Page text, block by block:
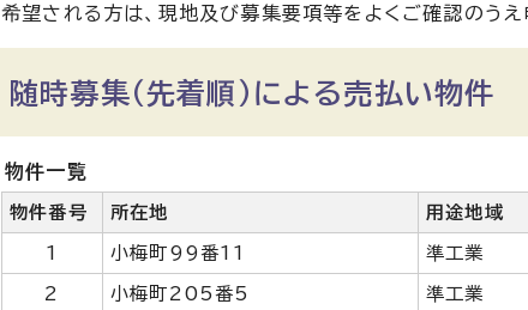
希望される方は、現地及び募集要項等をよくご確認のうえ
随時募集（先着順）による売払い物件
物件一覧
物件番号 所在地 用途地域
1 小梅町99番11 準工業
2 小梅町205番5 準工業